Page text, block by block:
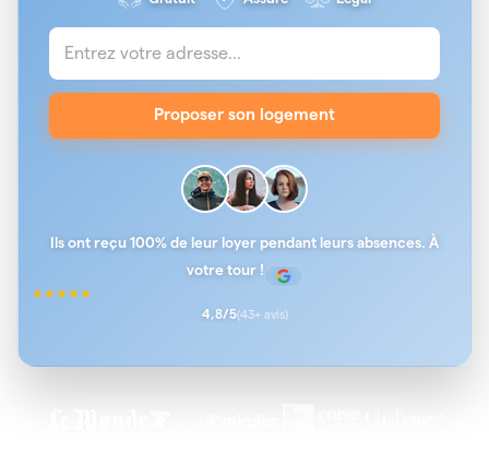
Proposer son logement
Ils ont reçu 100% de leur loyer pendant leurs absences. À
votre tour !
★★★★★
4,8/5(43+ avis)